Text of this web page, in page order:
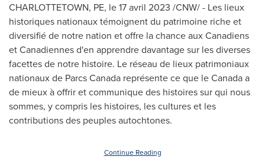
CHARLOTTETOWN, PE, le 17 avril 2023 /CNW/ - Les lieux
historiques nationaux témoignent du patrimoine riche et
diversifié de notre nation et offre la chance aux Canadiens
et Canadiennes d'en apprendre davantage sur les diverses
facettes de notre histoire. Le réseau de lieux patrimoniaux
nationaux de Parcs Canada représente ce que leCanadaa
de mieux à offrir et communique des histoires sur qui nous
sommes, y compris les histoires, les cultures et les
contributions des peuples autochtones.
Continue Reading